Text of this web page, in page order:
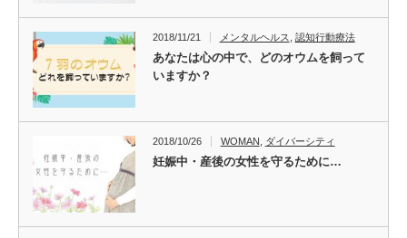
2018/11/21 メンタルヘルス 認知行動療法
あなたは心の中で、どのオウムを飼って
いますか？
2018/10/26 WOMAN, ダイバーシティ
妊娠中・産後の女性を守るために…